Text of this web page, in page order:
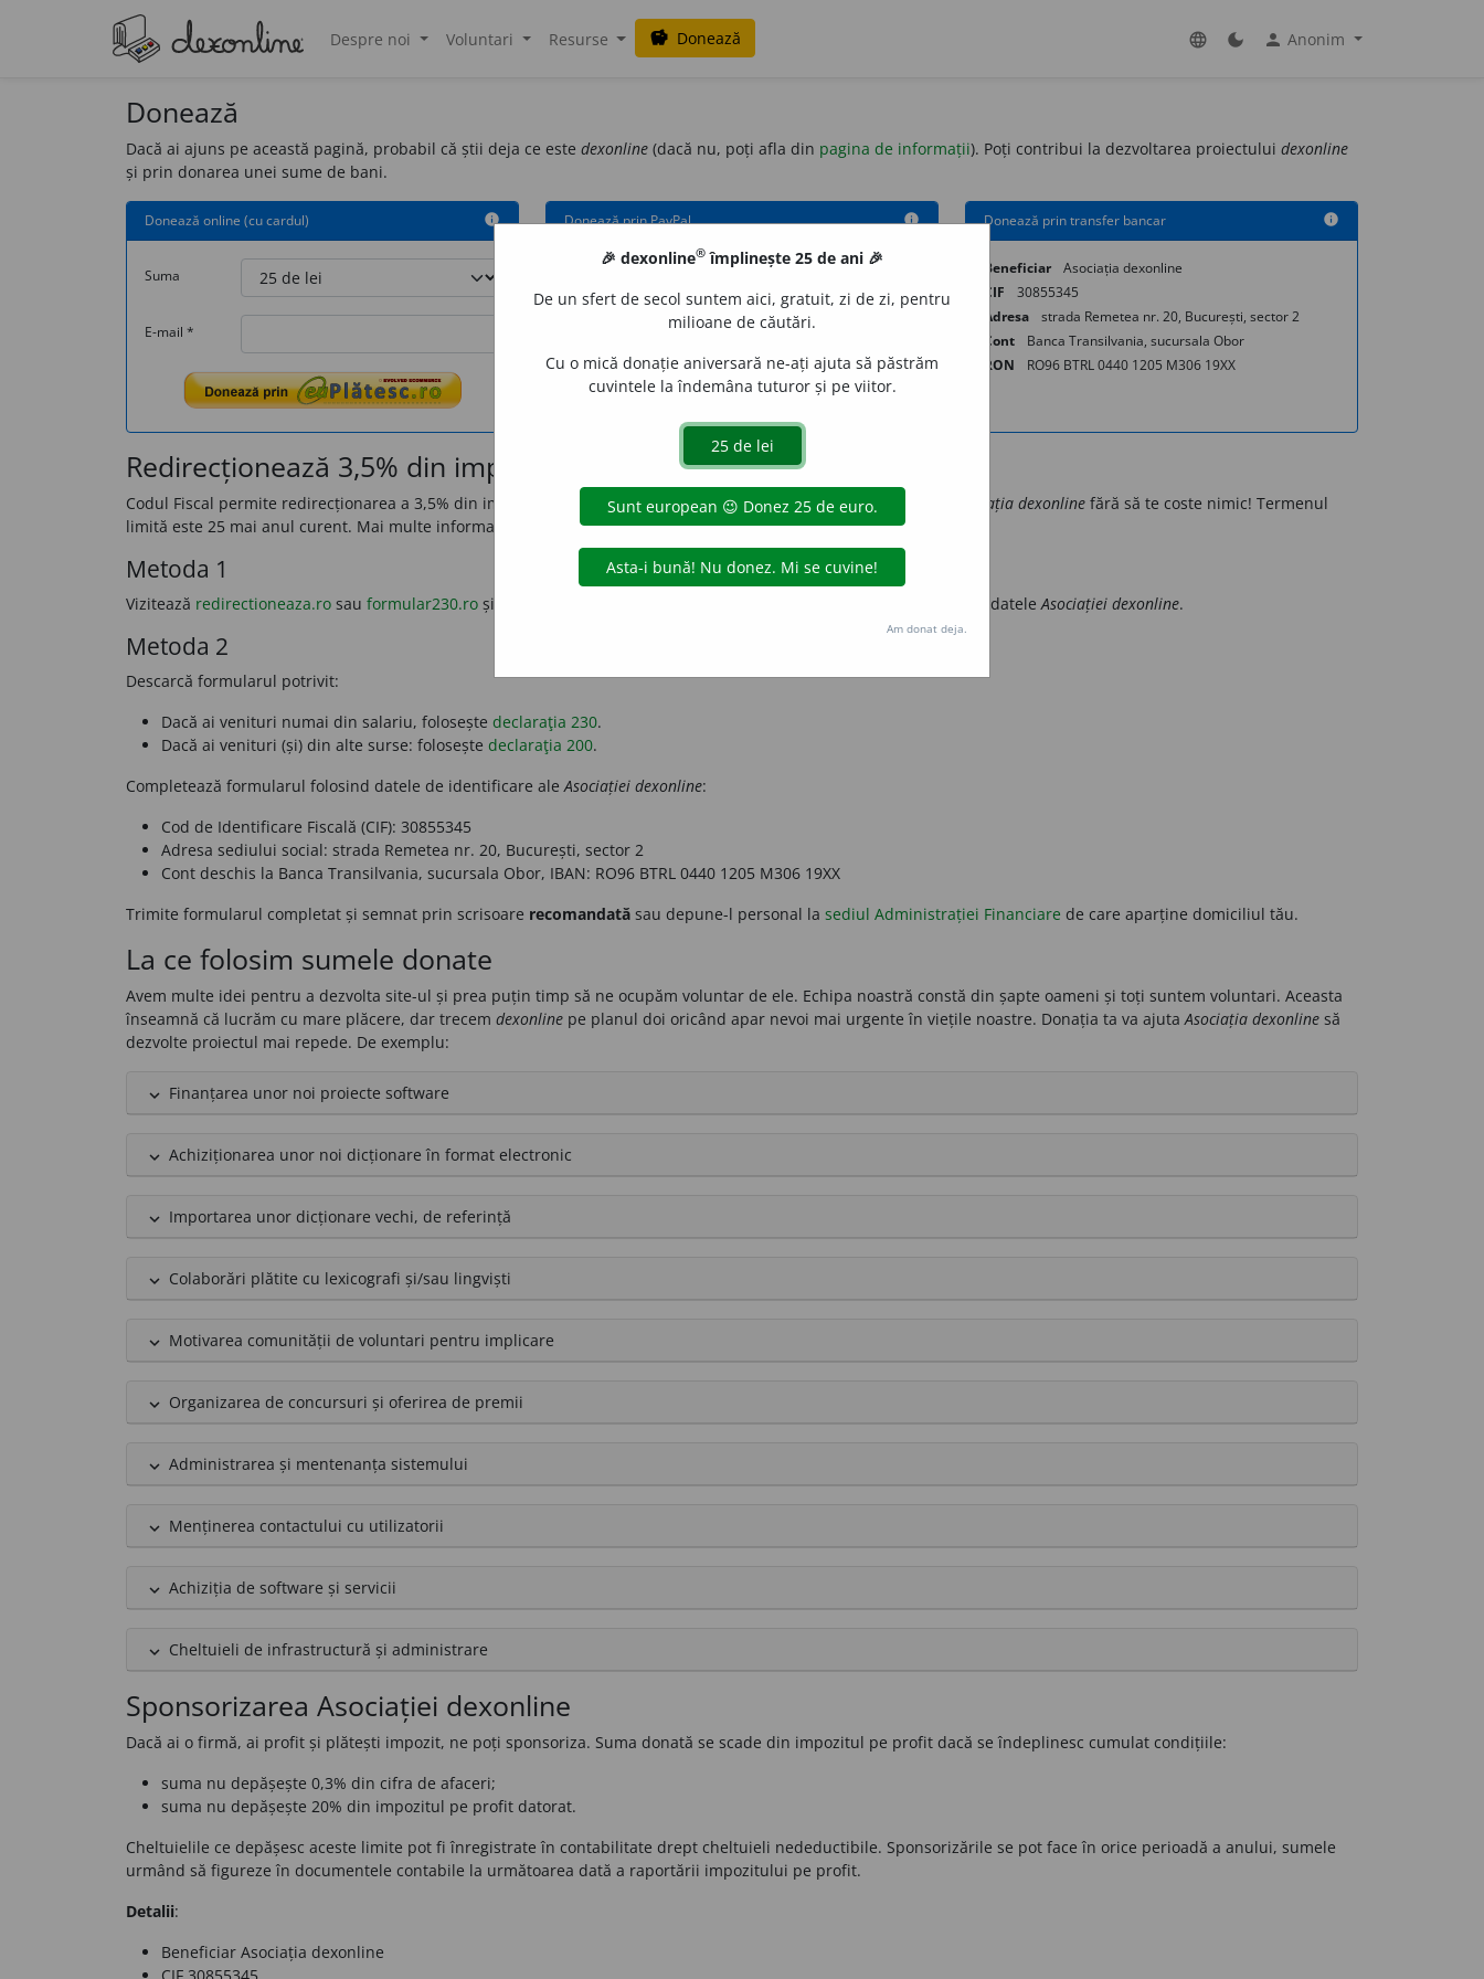
Despre noi Voluntari Resurse savings Donează language dark_mode person Anonim
Donează
Dacă ai ajuns pe această pagină, probabil că știi deja ce este dexonline (dacă nu, poți afla din pagina de informații). Poți contribui la dezvoltarea proiectului dexonline
și prin donarea unei sume de bani.
Donează online (cu cardul) info
Suma
E-mail *
Donează prin PayPal info Donează prin transfer bancar info
Beneficiar
Asociația dexonline
CIF
30855345
Adresa
strada Remetea nr. 20, București, sector 2
Cont
Banca Transilvania, sucursala Obor
RON
RO96 BTRL 0440 1205 M306 19XX
Redirecționează 3,5% din impozitul pe venit
Codul Fiscal permite redirecționarea a 3,5% din impozitul pe venit datorat pentru anul trecut. Astfel, poți ajuta Asociația dexonline fără să te coste nimic! Termenul
limită este 25 mai anul curent. Mai multe informații poți găsiaici.
Metoda 1
Vizitează redirectioneaza.ro sau formular230.ro și urmează instrucțiunile. Formularele PDF vor fi deja completate cu dateleAsociației dexonline.
Metoda 2
Descarcă formularul potrivit:
Dacă ai venituri numai din salariu, folosește declaraţia 230.
Dacă ai venituri (și) din alte surse: folosește declaraţia 200.
Completează formularul folosind datele de identificare aleAsociației dexonline:
Cod de Identificare Fiscală (CIF): 30855345
Adresa sediului social: strada Remetea nr. 20, București, sector 2
Cont deschis la Banca Transilvania, sucursala Obor, IBAN: RO96 BTRL 0440 1205 M306 19XX
Trimite formularul completat și semnat prin scrisoare recomandată sau depune-l personal la sediul Administrației Financiare de care aparține domiciliul tău.
La ce folosim sumele donate
Avem multe idei pentru a dezvolta site-ul și prea puțin timp să ne ocupăm voluntar de ele. Echipa noastră constă din șapte oameni și toți suntem voluntari. Aceasta
înseamnă că lucrăm cu mare plăcere, dar trecem dexonline pe planul doi oricând apar nevoi mai urgente în viețile noastre. Donația ta va ajutaAsociația dexonline să
dezvolte proiectul mai repede. De exemplu:
expand_less Finanțarea unor noi proiecte software
expand_less Achiziționarea unor noi dicționare în format electronic
expand_less Importarea unor dicționare vechi, de referință
expand_less Colaborări plătite cu lexicografi și/sau lingviști
expand_less Motivarea comunității de voluntari pentru implicare
expand_less Organizarea de concursuri și oferirea de premii
expand_less Administrarea și mentenanța sistemului
expand_less Menținerea contactului cu utilizatorii
expand_less Achiziția de software și servicii
expand_less Cheltuieli de infrastructură și administrare
Sponsorizarea Asociației dexonline
Dacă ai o firmă, ai profit și plătești impozit, ne poți sponsoriza. Suma donată se scade din impozitul pe profit dacă se îndeplinesc cumulat condițiile:
suma nu depășește 0,3% din cifra de afaceri;
suma nu depășește 20% din impozitul pe profit datorat.
Cheltuielile ce depășesc aceste limite pot fi înregistrate în contabilitate drept cheltuieli nedeductibile. Sponsorizările se pot face în orice perioadă a anului, sumele
urmând să figureze în documentele contabile la următoarea dată a raportării impozitului pe profit.
Detalii:
Beneficiar Asociația dexonline
🎉 dexonline® împlinește 25 de ani 🎉
De un sfert de secol suntem aici, gratuit, zi de zi, pentru
milioane de căutări.
Cu o mică donație aniversară ne-ați ajuta să păstrăm
cuvintele la îndemâna tuturor și pe viitor.
Am donat deja.